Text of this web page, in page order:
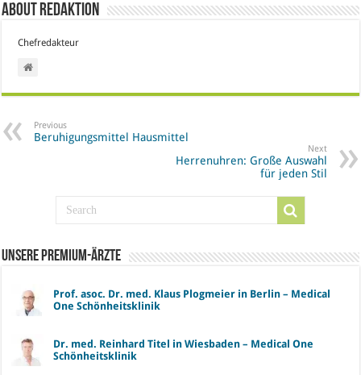
About Redaktion
Chefredakteur
Previous
Beruhigungsmittel Hausmittel
Next
Herrenuhren: Große Auswahl
für jeden Stil
Unsere Premium-Ärzte
Prof. asoc. Dr. med. Klaus Plogmeier in Berlin – Medical
One Schönheitsklinik
Dr. med. Reinhard Titel in Wiesbaden – Medical One
Schönheitsklinik